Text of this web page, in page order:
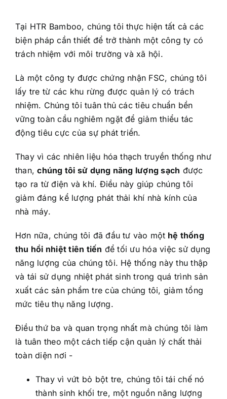
Tại HTR Bamboo, chúng tôi thực hiện tất cả các
biện pháp cần thiết để trở thành một công ty có
trách nhiệm với môi trường và xã hội.
Là một công ty được chứng nhận FSC, chúng tôi
lấy tre từ các khu rừng được quản lý có trách
nhiệm. Chúng tôi tuân thủ các tiêu chuẩn bền
vững toàn cầu nghiêm ngặt để giảm thiểu tác
động tiêu cực của sự phát triển.
Thay vì các nhiên liệu hóa thạch truyền thống như
than,chúng tôi sử dụng năng lượng sạch được
tạo ra từ điện và khí. Điều này giúp chúng tôi
giảm đáng kể lượng phát thải khí nhà kính của
nhà máy.
Hơn nữa, chúng tôi đã đầu tư vào một hệ thống
thu hồi nhiệt tiên tiến để tối ưu hóa việc sử dụng
năng lượng của chúng tôi. Hệ thống này thu thập
và tái sử dụng nhiệt phát sinh trong quá trình sản
xuất các sản phẩm tre của chúng tôi, giảm tổng
mức tiêu thụ năng lượng.
Điều thứ ba và quan trọng nhất mà chúng tôi làm
là tuân theo một cách tiếp cận quản lý chất thải
toàn diện nơi -
Thay vì vứt bỏ bột tre, chúng tôi tái chế nó
thành sinh khối tre, một nguồn năng lượng